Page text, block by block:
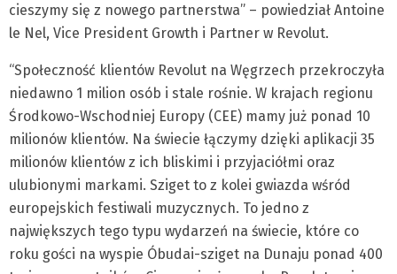
cieszymy się z nowego partnerstwa” – powiedział Antoine
le Nel, Vice President Growth i Partner w Revolut.
“Społeczność klientów Revolut na Węgrzech przekroczyła
niedawno 1 milion osób i stale rośnie. W krajach regionu
Środkowo-Wschodniej Europy (CEE) mamy już ponad 10
milionów klientów. Na świecie łączymy dzięki aplikacji 35
milionów klientów z ich bliskimi i przyjaciółmi oraz
ulubionymi markami. Sziget to z kolei gwiazda wśród
europejskich festiwali muzycznych. To jedno z
największych tego typu wydarzeń na świecie, które co
roku gości na wyspie Óbudai-sziget na Dunaju ponad 400